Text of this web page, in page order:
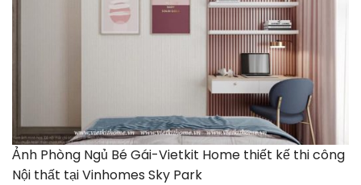
Ảnh Phòng Ngủ Bé Gái-Vietkit Home thiết kế thi công
Nội thất tại Vinhomes Sky Park